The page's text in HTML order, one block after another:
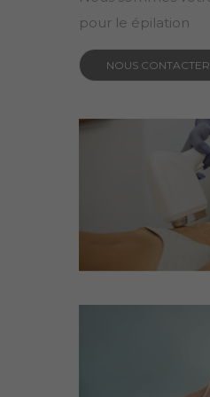
pour le épilation
NOUS CONTACTER